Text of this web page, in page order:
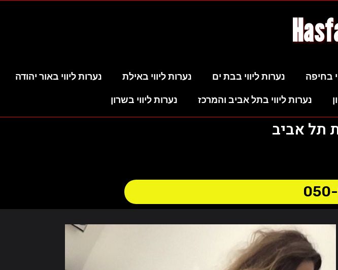
נערות ליווי באור יהודה נערות ליווי באילת נערות ליווי בבת ים בחיפה
נערות ליווי בשרון נערות ליווי בתל אביב והמרכז
תל אביב